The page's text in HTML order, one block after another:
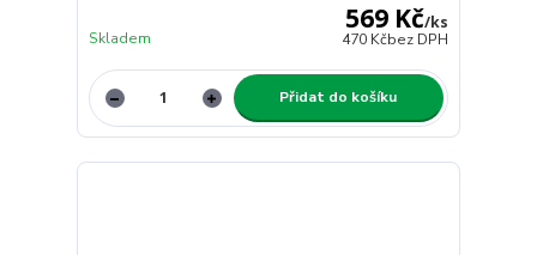
569 Kč/ks
470 Kčbez DPH
Skladem
Přidat do košíku